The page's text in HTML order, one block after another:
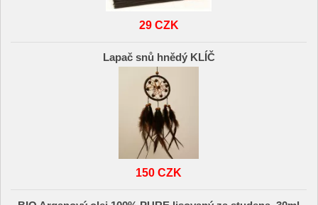
29 CZK
Lapač snů hnědý KLÍČ
150 CZK